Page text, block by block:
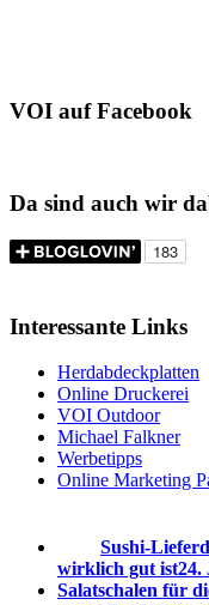
VOI auf Facebook
Da sind auch wir
Interessante Links
Herdabdeckplatten
Online Druckerei
VOI Outdoor
Michael Falkner
Werbetipps
Online Marketing
Sushi-
wirklich gut ist24.
Salatschalen für